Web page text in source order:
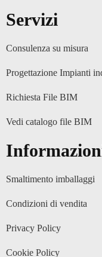
Servizi
Consulenza su misura
Progettazione Impianti
Richiesta File BIM
Vedi catalogo file BIM
Smaltimento imballaggi
Condizioni di vendita
Privacy Policy
Cookie Policy